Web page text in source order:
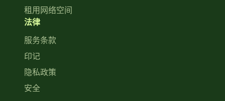
租用网络空间
法律
服务条款
印记
隐私政策
安全